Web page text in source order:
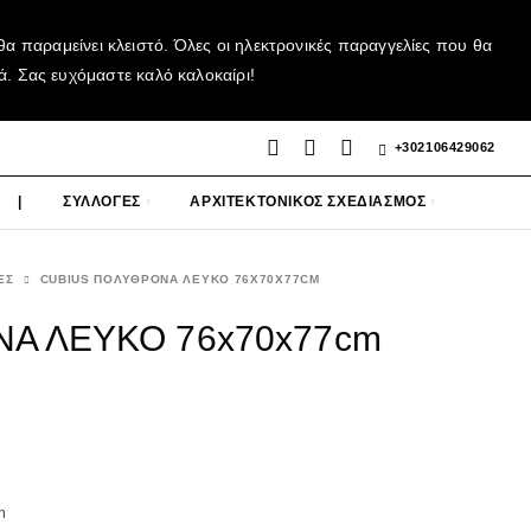
κλειστό. Όλες οι ηλεκτρονικές παραγγελίες που θα
Σας ευχόμαστε καλό καλοκαίρι!
+302106429062
ΣΥΛΛΟΓΕΣ ΑΡΧΙΤΕΚΤΟΝΙΚΟΣ ΣΧΕΔΙΑΣΜΟΣ
CUBIUS ΠΟΛΥΘΡΟΝΑ ΛΕΥΚΟ 76X70X77CM
ΛΕΥΚΟ 76x70x77cm